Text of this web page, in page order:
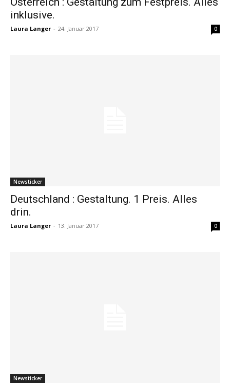
inklusive.
Laura Langer - 24. Januar 2017 0
Newsticker
Deutschland : Gestaltung. 1 Preis. Alles
drin.
Laura Langer - 13. Januar 2017 0
Newsticker